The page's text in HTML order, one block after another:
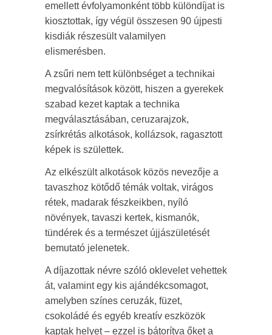
emellett évfolyamonként több különdíjat is
kiosztottak, így végül összesen 90 újpesti
kisdiák részesült valamilyen
elismerésben.
A zsűri nem tett különbséget a technikai
megvalósítások között, hiszen a gyerekek
szabad kezet kaptak a technika
megválasztásában, ceruzarajzok,
zsírkrétás alkotások, kollázsok, ragasztott
képek is születtek.
Az elkészült alkotások közös nevezője a
tavaszhoz kötődő témák voltak, virágos
rétek, madarak fészkeikben, nyíló
növények, tavaszi kertek, kismanók,
tündérek és a természet újjászületését
bemutató jelenetek.
A díjazottak névre szóló oklevelet vehettek
át, valamint egy kis ajándékcsomagot,
amelyben színes ceruzák, füzet,
csokoládé és egyéb kreatív eszközök
kaptak helyet – ezzel is bátorítva őket a